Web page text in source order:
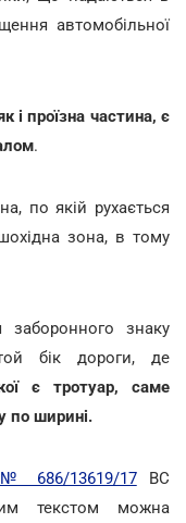
автомобільної
і проїзна частина, є
.
по якій рухається
зона, в тому
заборонного знаку
бік дороги, де
є тротуар, саме
по ширині.
№ 686/13619/17ВС
текстом можна